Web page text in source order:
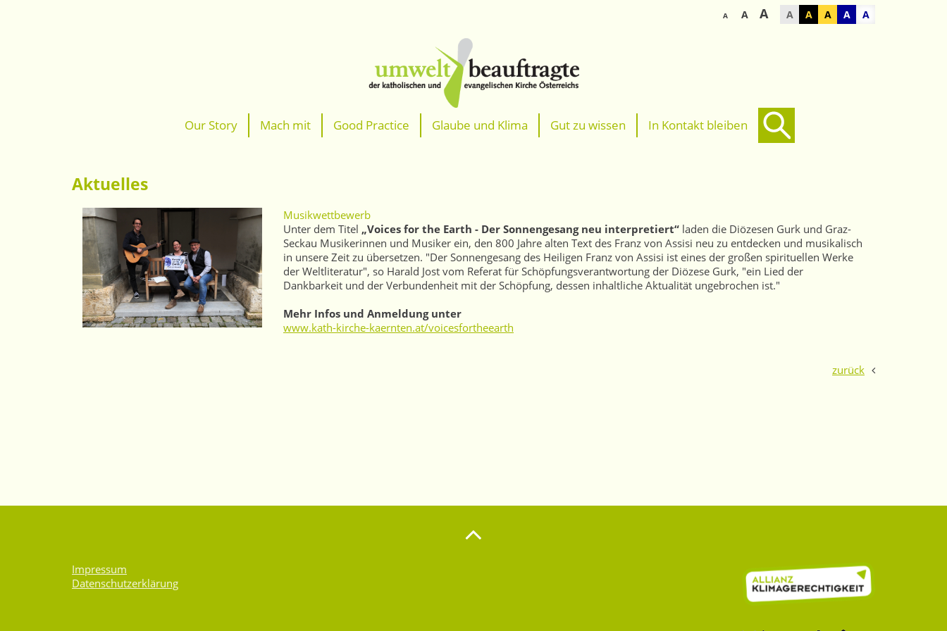
A A A A A A A A
Our Story Mach mit Good Practice Glaube und Klima Gut zu wissen In Kontakt bleiben
Aktuelles
Musikwettbewerb
Unter dem Titel „Voices for the Earth - Der Sonnengesang neu interpretiert“ laden die Diözesen Gurk und Graz-
Seckau Musikerinnen und Musiker ein, den 800 Jahre alten Text des Franz von Assisi neu zu entdecken und musikalisch
in unsere Zeit zu übersetzen. "Der Sonnengesang des Heiligen Franz von Assisi ist eines der großen spirituellen Werke
der Weltliteratur", so Harald Jost vom Referat für Schöpfungsverantwortung der Diözese Gurk, "ein Lied der
Dankbarkeit und der Verbundenheit mit der Schöpfung, dessen inhaltliche Aktualität ungebrochen ist."
Mehr Infos und Anmeldung unter
www.kath-kirche-kaernten.at/voicesfortheearth
zurück
Impressum
Datenschutzerklärung